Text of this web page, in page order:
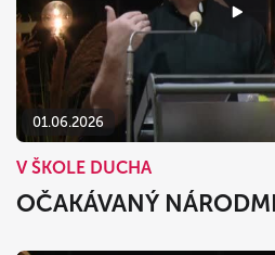
01.06.2026
V ŠKOLE DUCHA
OČAKÁVANÝ NÁRODMI